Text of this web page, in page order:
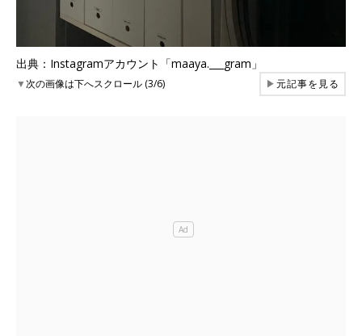
出典：Instagramアカウント「maaya.___gram」
▼次の画像は下へスクロール (3/6) ▶元記事を見る